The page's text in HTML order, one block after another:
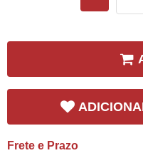
Frete e Prazo